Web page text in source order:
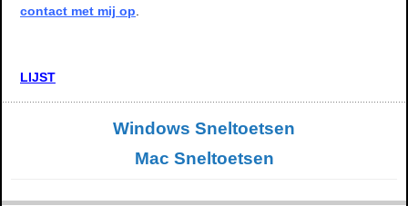
contact met mij op
LIJST
Windows Sneltoetsen
Mac Sneltoetsen